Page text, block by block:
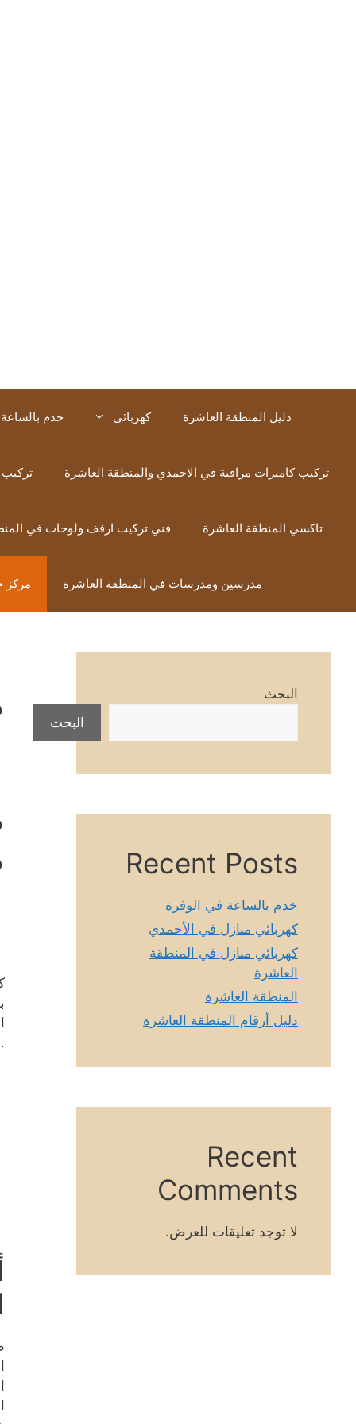
دليل المنطقة العاشرة كهربائي خدم
تركيب كاميرات مراقبة في الاحمدي والمنطقة العاشرة
تاكسي المنطقة العاشرة فني تركيب ارفف ولوحات في
مدرسين ومدرسات في المنطقة العاشرة مركز
البحث
البحث
Recent Posts
خدم بالساعة في الوفرة
كهربائي منازل في الأحمدي
كهربائي منازل في المنطقة
العاشرة
المنطقة العاشرة
دليل أرقام المنطقة العاشرة
Recent
Comments
لا توجد تعليقات للعرض.